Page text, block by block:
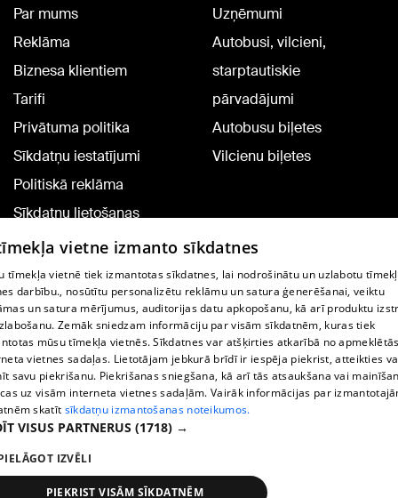
Par mums
Reklāma
Biznesa klientiem
Tarifi
Privātuma politika
Sīkdatņu iestatījumi
Politiskā reklāma
Sīkdatņu lietošanas
noteikumi
Komentāru pievienošana
Uzņēmumi
Autobusi, vilcieni,
starptautiskie
pārvadājumi
Autobusu biļetes
Vilcienu biļetes
TV programma
Līguma noteikumi
360 Ziņu kontakti
Helio Media
Portāla palīdzības dienests: e-pasts -
All rights reserved.
vietne izmanto sīkdatnes
tīmekļa vietnē tiek izmantotas sīkdatnes, lai nodrošinātu un uzlabotu
darbību., nosūtītu personalizētu reklāmu un satura ģenerēšanai, veiktu
un satura mērījumus, auditorijas datu apkopošanu, kā arī produktu
Zemāk sniedzam informāciju par visām sīkdatnēm, kuras tiek
mūsu tīmekļa vietnēs. Sīkdatnes var atšķirties atkarībā no
vietnes sadaļas. Lietotājam jebkurā brīdī ir iespēja piekrist, atteikties
savu piekrišanu. Piekrišanas sniegšana, kā arī tās atsaukšana vai
uz visām interneta vietnes sadaļām. Vairāk informācijas par
skatīt sīkdatņu izmantošanas noteikumos.
VISUS PARTNERUS (1718) →
IZVĒLI
PIEKRIST VISĀM SĪKDATNĒM